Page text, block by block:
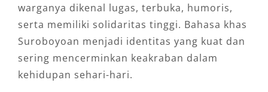
warganya dikenal lugas, terbuka, humoris,
serta memiliki solidaritas tinggi. Bahasa khas
Suroboyoan menjadi identitas yang kuat dan
sering mencerminkan keakraban dalam
kehidupan sehari-hari.